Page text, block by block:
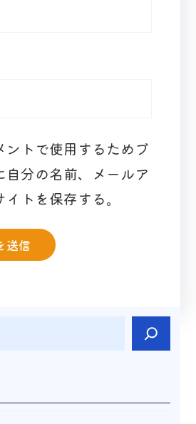
ントで使用するためブ
自分の名前、メールア
イトを保存する。